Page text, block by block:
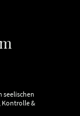
seelischen
Kontrolle &